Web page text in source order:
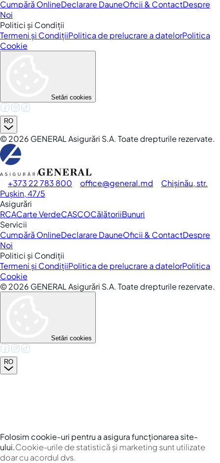
Cumpără OnlineDeclarare DauneOficii & ContactDespre
Noi
Politici și Condiții
Termeni și CondițiiPolitica de prelucrare a datelorPolitica
Cookie
Setări cookies
RO
©2026 GENERAL Asigurări S.A. Toate drepturile rezervate.
+373 22 783 800 office general.md
Chișinău, str.
Pușkin, 47/5
Asigurări
RCACarte VerdeCASCOCălătoriiBunuri
Servicii
Cumpără OnlineDeclarare DauneOficii & ContactDespre
Noi
Politici și Condiții
Termeni și CondițiiPolitica de prelucrare a datelorPolitica
Cookie
©2026 GENERAL Asigurări S.A. Toate drepturile rezervate.
Setări cookies
RO
Folosim cookie-uri pentru a asigura funcționarea site-
ului.Cookie-urile de statistică și marketing sunt utilizate
doar cu acordul dvs.